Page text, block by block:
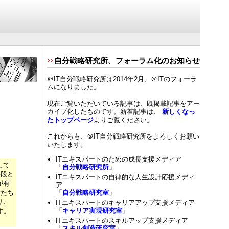
て
と
有
ち
自分戦略研究所、フォーラム化のお知らせ
＠IT自分戦略研究所は2014年2月、＠ITのフォーラ
ムになりました。
現在ご覧いただいている記事は、既掲載記事をアー
カイブ化したものです。新着記事は、 新しくなっ
たトップページよりご覧ください。
これからも、＠IT自分戦略研究所をよろしくお願い
いたします。
ITエキスパートのための成長支援メディア
「 自分戦略研究所 」
ITエキスパートの自律的な人生設計応援メディ
ア
「 自分戦略研究室 」
ITエキスパートのキャリアアップ支援メディア
「 キャリア実現研究室 」
ITエキスパートのスキルアップ支援メディア